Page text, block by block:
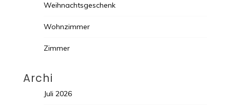
Weihnachtsgeschenk
Wohnzimmer
Zimmer
Archi
Juli 2026